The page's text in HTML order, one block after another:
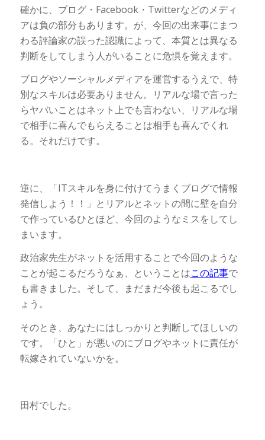
確かに、ブログ・Facebook・Twitterなどのメディ
アは負の部分もあります。が、今回の出来事にまつ
わる評論家の誤った認識によって、本質とは異なる
判断をしてしまう人がいることに危惧を覚えます。
ブログやソーシャルメディアを運営するうえで、特
別なスキルは必要ありません。リアルな場で言った
らヤバいことはネット上でも言わない、リアルな場
で相手に喜んでもらえることは相手も喜んでくれ
る。それだけです。
逆に、「ITスキルを身に付けてうまくブログで情報
発信しよう！！」とリアルとネットの間に壁を自分
で作っているひとほど、今回のようなミスをしてし
まいます。
政治家先生がネットを活用することで今回のような
ことが起こるだろうなぁ、ということはこの記事で
も書きました。そして、まだまだ今後も起こるでし
ょう。
そのとき、あなたにはしっかりと判断してほしいの
です。「ひと」が悪いのにブログやネットに責任が
転嫁されていないかを。
田村でした。